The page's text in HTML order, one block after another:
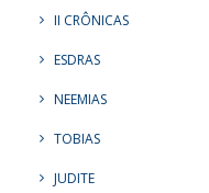
II CRÔNICAS
ESDRAS
NEEMIAS
TOBIAS
JUDITE